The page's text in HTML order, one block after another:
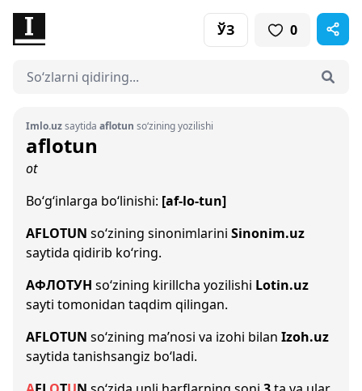
ЎЗ 0
Imlo.uzsaytida aflotun so‘zining yozilishi
aflotun
ot
Bo‘g‘inlarga bo‘linishi: [af-lo-tun]
AFLOTUN so‘zining sinonimlarini Sinonim.uz
saytida qidirib ko‘ring.
АФЛОТУН so‘zining kirillcha yozilishi Lotin.uz
sayti tomonidan taqdim qilingan.
AFLOTUN so‘zining ma’nosi va izohi bilan Izoh.uz
saytida tanishsangiz bo‘ladi.